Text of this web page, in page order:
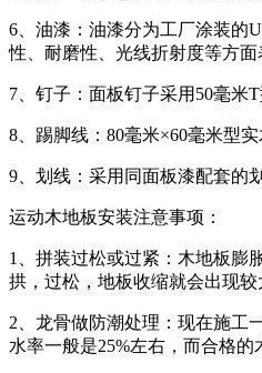
6、油漆：油漆分为工厂涂装的
性、耐磨性、光线折射度等方面
7、钉子：面板钉子采用50毫米
8、踢脚线：80毫米×60毫米型实
9、划线：采用同面板漆配套的
运动木地板安装注意事项：
1、拼装过松或过紧：木地板膨
拱，过松，地板收缩就会出现较
2、龙骨做防潮处理：现在施工
水率一般是25%左右，而合格